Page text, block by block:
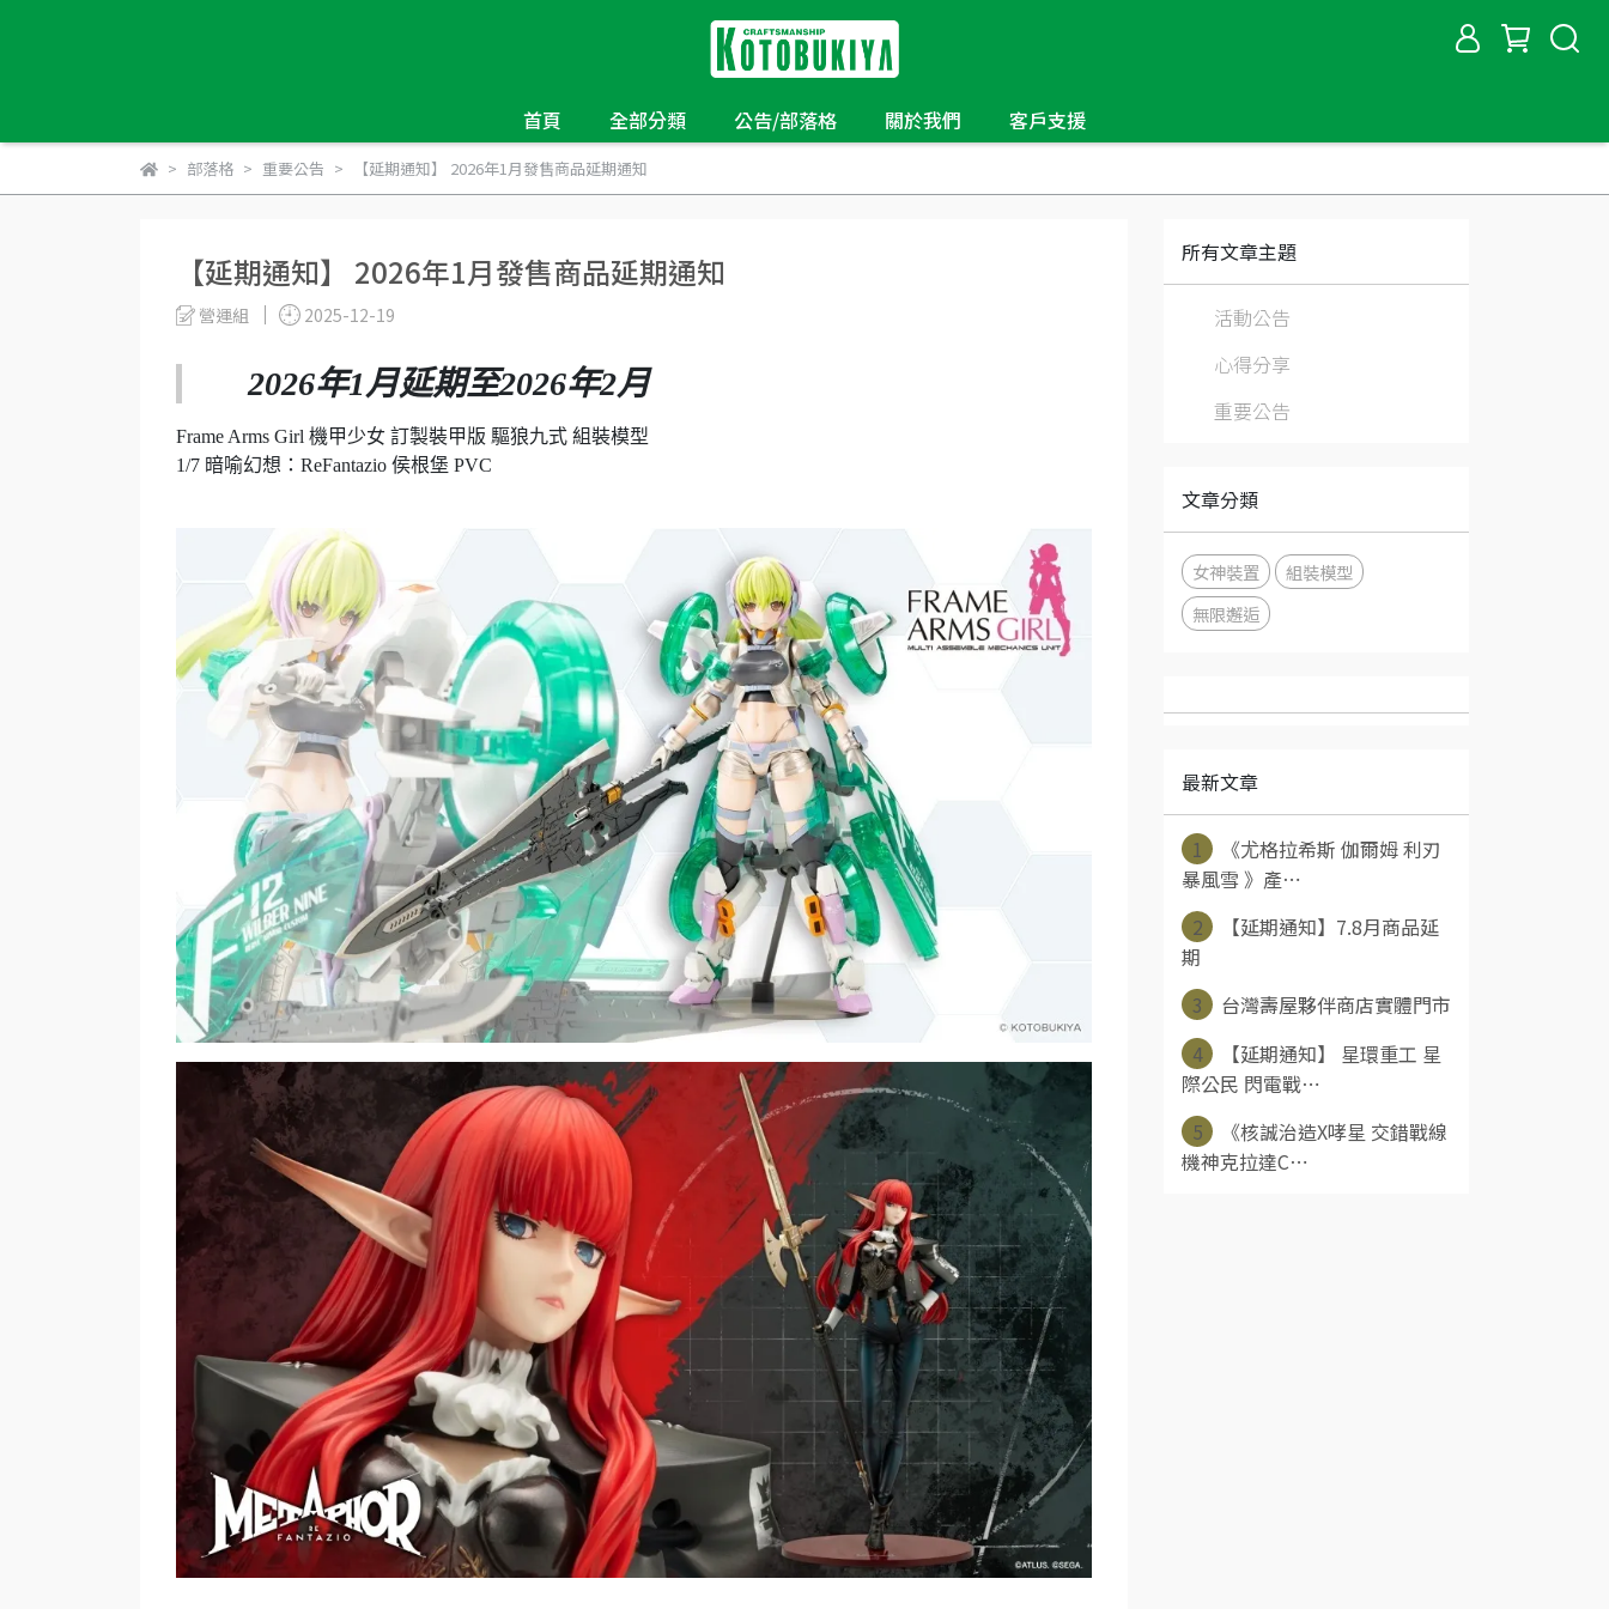
首頁 全部分類 公告/部落格 關於我們 客戶支援
部落格 重要公告 【延期通知】 2026年1月發售商品延期通知
【延期通知】 2026年1月發售商品延期通知
營運組 2025-12-19
2026年1月延期至2026年2月
Frame Arms Girl 機甲少女 訂製裝甲版 驅狼九式 組裝模型
1/7 暗喻幻想：ReFantazio 侯根堡 PVC
所有文章主題
活動公告
心得分享
重要公告
文章分類
女神裝置
組裝模型
無限邂逅
最新文章
1
《尤格拉希斯 伽爾姆 利刃
暴風雪 》產⋯
2
【延期通知】7.8月商品延
期
3
台灣壽屋夥伴商店實體門市
4
【延期通知】 星環重工 星
際公民 閃電戰⋯
5
《核誠治造X哮星 交錯戰線
機神克拉達C⋯